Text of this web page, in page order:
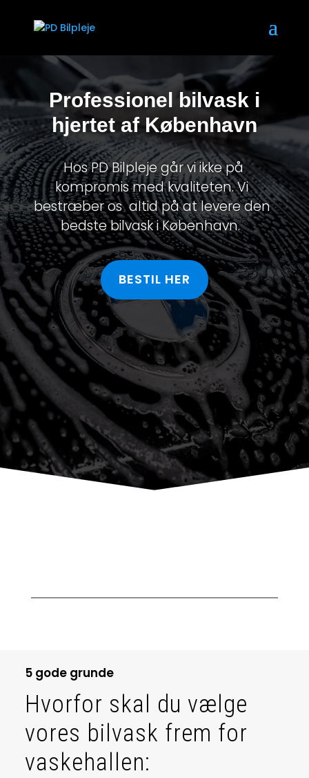
Professionel bilvask i
hjertet af København
Hos PD Bilpleje går vi ikke på
kompromis med kvaliteten. Vi
bestræber os altid på at levere den
bedste bilvask i København.
BESTIL HER
5 gode grunde
Hvorfor skal du vælge
vores bilvask frem for
vaskehallen: